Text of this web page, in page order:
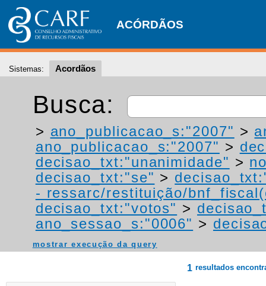
ACÓRDÃOS
Sistemas: Acordãos
Busca:
> ano_publicacao_s:"2007" >
ano_publicacao_s:"2007" >
decisao_txt:"unanimidade" >
decisao_txt:"se" >
- ressarc/restituição/
decisao_txt:"votos" >
ano_sessao_s:"0006" >
mostrar execução da query
1 resultados